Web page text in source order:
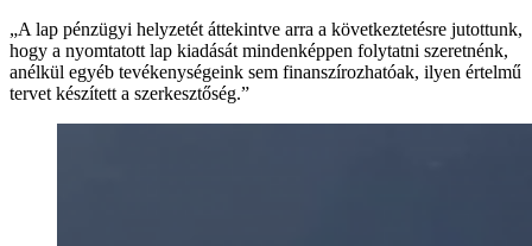
„A lap pénzügyi helyzetét áttekintve arra a következtetésre jutottunk,
hogy a nyomtatott lap kiadását mindenképpen folytatni szeretnénk,
anélkül egyéb tevékenységeink sem finanszírozhatóak, ilyen értelmű
tervet készített a szerkesztőség.”